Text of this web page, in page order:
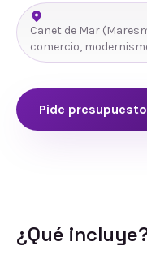
Canet de Mar (
comercio,
Pide
¿Qué